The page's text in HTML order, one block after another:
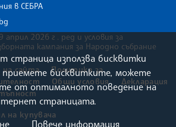
в СЕБРА
април 2026 г . ред и условия за
кампания за Народно събрание
сайта
Политика за
Общи условия
Декларация
на купувача
страница използва бисквитки
приемете бисквитките, можете
от оптималното поведение на
страницата.
Повече информация